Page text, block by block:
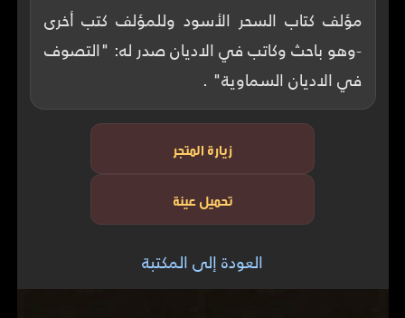
مؤلف كتاب السحر الأسود وللمؤلف كتب أخرى
-وهو باحث وكاتب في الاديان صدر له: "التصوف
في الاديان السماوية" .
زيارة المتجر
تحميل عينة
العودة إلى المكتبة